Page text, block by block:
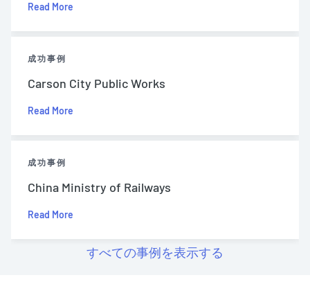
Read More
成功事例
Carson City Public Works
Read More
成功事例
China Ministry of Railways
Read More
すべての事例を表示する